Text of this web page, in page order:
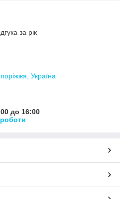
за рік
Україна
до 16:00